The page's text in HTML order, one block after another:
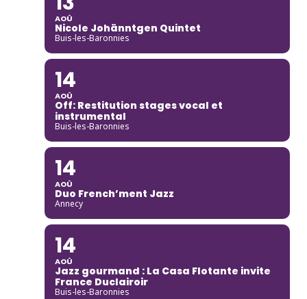
AOÛ
Nicole Johänntgen Quintet
Buis-les-Baronnies
14
AOÛ
Off: Restitution stages vocal et
instrumental
Buis-les-Baronnies
14
AOÛ
Duo French’ment Jazz
Annecy
14
AOÛ
Jazz gourmand : La Casa Flotante invite
France Duclairoir
Buis-les-Baronnies